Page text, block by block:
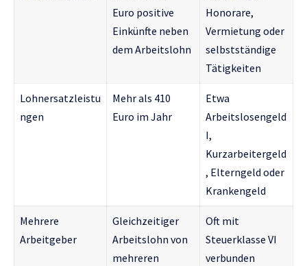
Euro positive
Einkünfte neben
dem Arbeitslohn
Honorare,
Vermietung oder
selbstständige
Tätigkeiten
Lohnersatzleistu
ngen
Mehr als 410
Euro im Jahr
Etwa
Arbeitslosengeld
I,
Kurzarbeitergeld
, Elterngeld oder
Krankengeld
Mehrere
Arbeitgeber
Gleichzeitiger
Arbeitslohn von
mehreren
Oft mit
Steuerklasse VI
verbunden